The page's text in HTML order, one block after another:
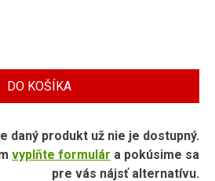
DO KOŠÍKA
daný produkt už nie je dostupný.
vyplňte formulár a pokúsime sa
pre vás nájsť alternatívu.